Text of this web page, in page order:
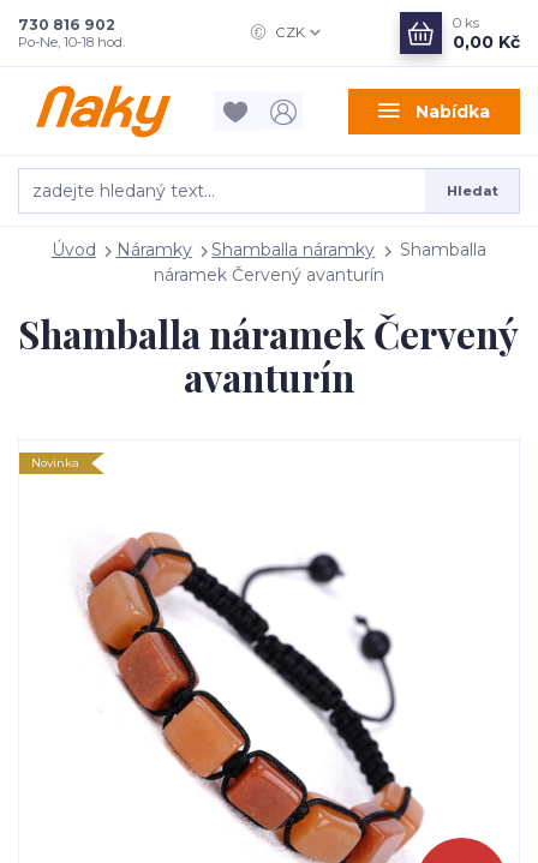
Nabídka
CZK
Hledat
730 816 902
Po-Ne, 10-18 hod.
0 ks
0,00 Kč
Úvod Náramky Shamballa náramky
Shamballa
náramek Červený avanturín
Shamballa náramek Červený
avanturín
Novinka